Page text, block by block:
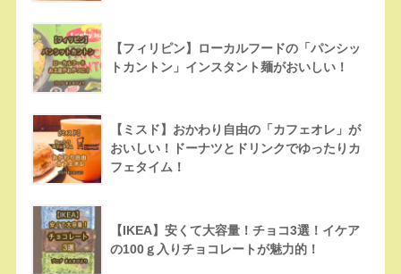
【フィリピン】ローカルフードの「パンシッ
トカントン」インスタント麺がおいしい！
【ミスド】おかわり自由の「カフェオレ」が
おいしい！ドーナツとドリンクでゆったりカ
フェタイム！
【IKEA】安くて大容量！チョコ3選！イケア
の100ｇ入りチョコレートが魅力的！